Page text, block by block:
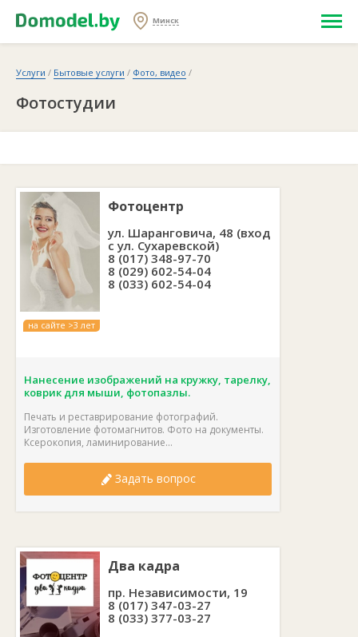
Минск
Услуги / Бытовые услуги / Фото, видео /
Фотостудии
на сайте >3 лет
Фотоцентр
ул. Шаранговича, 48 (вход
с ул. Сухаревской)
8 (017) 348-97-70
8 (029) 602-54-04
8 (033) 602-54-04
Нанесение изображений на кружку, тарелку,
коврик для мыши, фотопазлы.
Печать и реставрирование фотографий.
Изготовление фотомагнитов. Фото на документы.
Ксерокопия, ламинирование...
Задать вопрос
Два кадра
пр. Независимости, 19
8 (017) 347-03-27
8 (033) 377-03-27